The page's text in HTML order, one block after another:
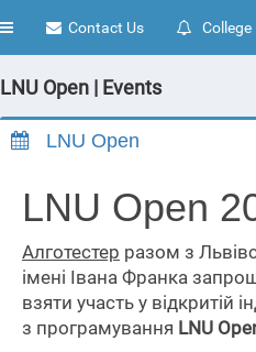
Toggle
Contact Us College
LNU Open | Events
LNU Open
LNU Open
Алготестер разом з
імені Івана Франка
взяти участь у відкритій
з програмування LNU